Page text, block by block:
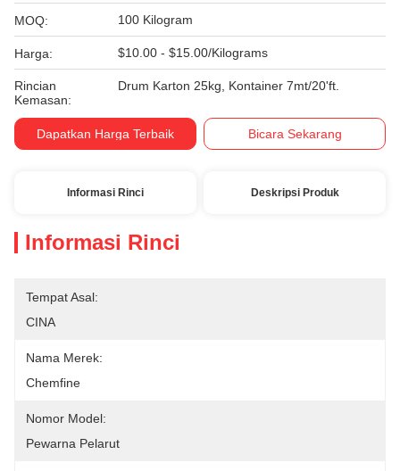
MOQ: 100 Kilogram
Harga: $10.00 - $15.00/Kilograms
Rincian
Kemasan:
Drum Karton 25kg, Kontainer 7mt/20'ft.
Dapatkan Harga Terbaik Bicara Sekarang
Informasi Rinci Deskripsi Produk
Informasi Rinci
Tempat Asal:
CINA
Nama Merek:
Chemfine
Nomor Model:
Pewarna Pelarut